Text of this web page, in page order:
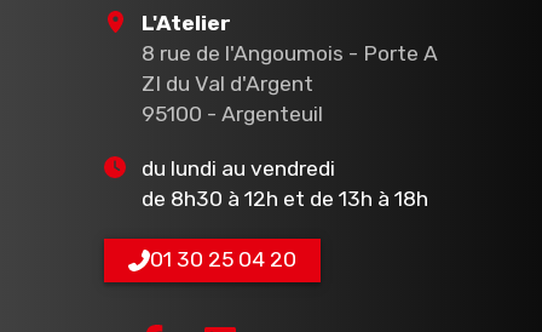
L'Atelier
8 rue de l'Angoumois - Porte A
ZI du Val d'Argent
95100 - Argenteuil
du lundi au vendredi
de 8h30 à 12h et de 13h à 18h
01 30 25 04 20